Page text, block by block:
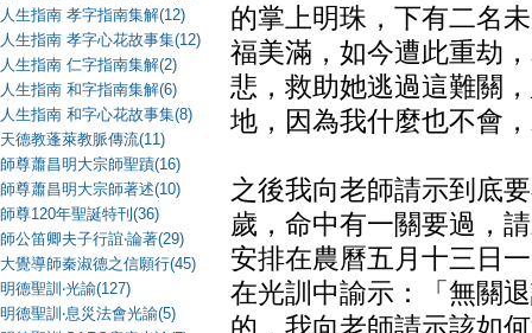
人生指南 孝字指南集解(12)
人生指南 孝字心花故事集(12)
人生指南 仁字指南集解(2)
人生指南 和字指南集解(6)
人生指南 和字心花故事集(8)
天德教蓬萊教脈傳流(11)
師尊蕭昌明大宗師聖蹟(16)
師尊蕭昌明大宗師著述(10)
師尊120年聖誕特刊(36)
師公笛卿夫子行誼‧論著(29)
大覺導師秦淑德之信願行(45)
明德聖訓‧光諭(127)
明德聖訓‧息災法會光諭(5)
的掌上明珠，下有二名
福美滿，如今遭此重劫
悲，救助她逃過這難關
地，因為我什麼也不會
之後我向老師請示到底
歲，命中有一關要過，
安排在農曆五月十三日
在光訓中諭示：「無關